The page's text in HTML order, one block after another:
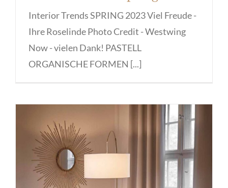
Interior Trends SPRING 2023 Viel Freude -
Ihre Roselinde Photo Credit - Westwing
Now - vielen Dank! PASTELL
ORGANISCHE FORMEN [...]